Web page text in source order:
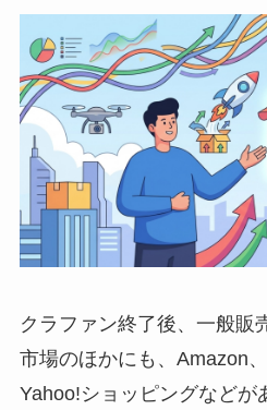
クラファン終了後、一般販
市場のほかにも、Amazon
Yahoo!ショッピングなどが